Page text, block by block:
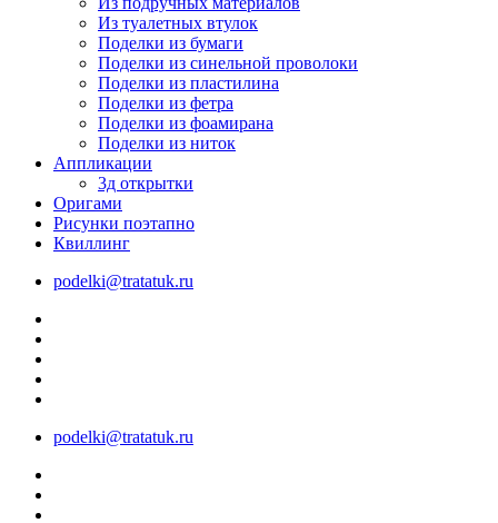
Из туалетных втулок
Поделки из бумаги
Поделки из синельной проволоки
Поделки из пластилина
Поделки из фетра
Поделки из фоамирана
Поделки из ниток
Аппликации
3д открытки
Оригами
Рисунки поэтапно
Квиллинг
podelki@tratatuk.ru
podelki@tratatuk.ru